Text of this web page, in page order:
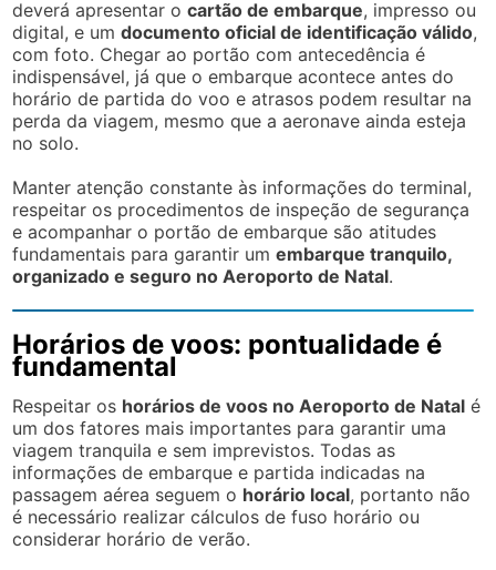
deverá apresentar ocartão de embarque, impresso ou
digital, e umdocumento oficial de identificação válido,
com foto. Chegar ao portão com antecedência é
indispensável, já que o embarque acontece antes do
horário de partida do voo e atrasos podem resultar na
perda da viagem, mesmo que a aeronave ainda esteja
no solo.
Manter atenção constante às informações do terminal,
respeitar os procedimentos de inspeção de segurança
e acompanhar o portão de embarque são atitudes
fundamentais para garantir umembarque tranquilo,
organizado e seguro no Aeroporto de Natal.
Horários de voos: pontualidade é
fundamental
Respeitar os horários de voos no Aeroporto de Natal é
um dos fatores mais importantes para garantir uma
viagem tranquila e sem imprevistos. Todas as
informações de embarque e partida indicadas na
passagem aérea seguem o horário local, portanto não
é necessário realizar cálculos de fuso horário ou
considerar horário de verão.